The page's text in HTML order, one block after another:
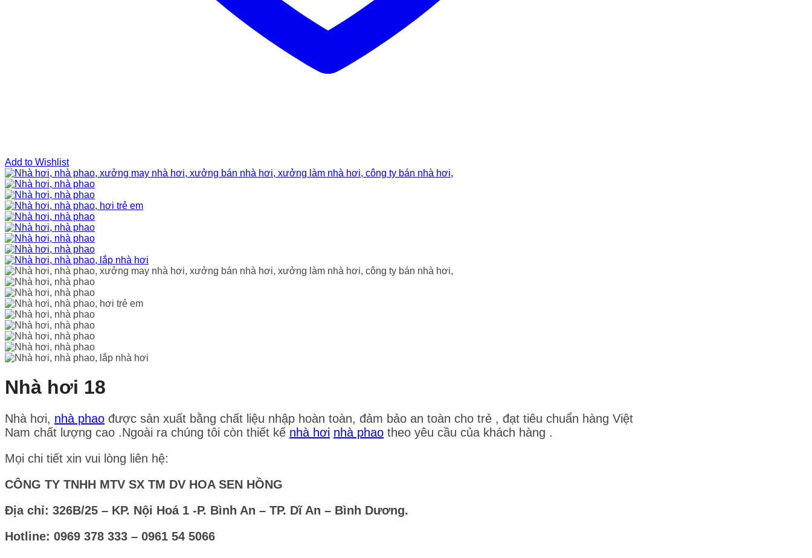
Add to Wishlist
Nhà hơi 18
Nhà hơi, nhà phao được sản xuất bằng chất liệu nhập hoàn toàn, đảm bảo an toàn cho trẻ , đạt tiêu chuẩn hàng Việt
Nam chất lượng cao .Ngoài ra chúng tôi còn thiết kế nhà hơi nhà phao theo yêu cầu của khách hàng .
Mọi chi tiết xin vui lòng liên hệ:
CÔNG TY TNHH MTV SX TM DV HOA SEN HỒNG
Địa chỉ: 326B/25 – KP. Nội Hoá 1 -P. Bình An – TP. Dĩ An – Bình Dương.
Hotline: 0969 378 333 – 0961 54 5066